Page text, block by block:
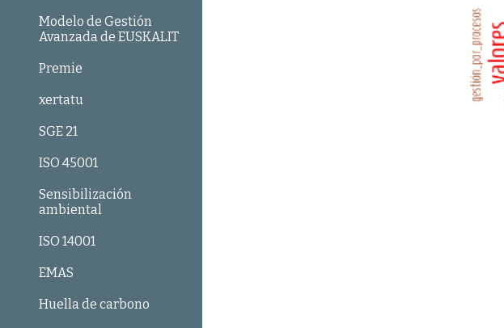
Modelo de Gestión
Avanzada de EUSKALIT
Premie
xertatu
SGE 21
ISO 45001
Sensibilización
ambiental
ISO 14001
EMAS
Huella de carbono